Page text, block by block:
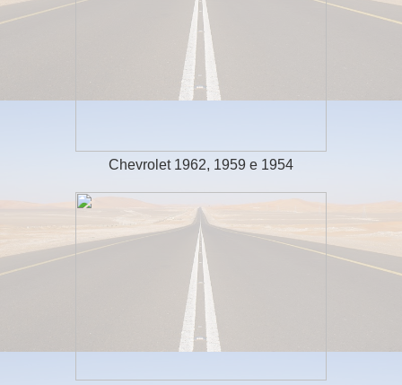
Chevrolet 1962, 1959 e 1954